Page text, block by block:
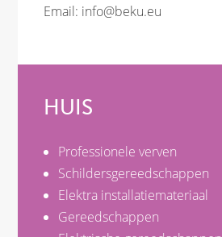
Email: info@beku.eu
HUIS
Professionele verven
Schildersgereedschappen
Elektra installatiemateriaal
Gereedschappen